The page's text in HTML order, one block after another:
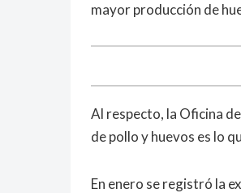
mayor producción de
Al respecto, la Oficina
de pollo y huevos es lo
En enero se registró la